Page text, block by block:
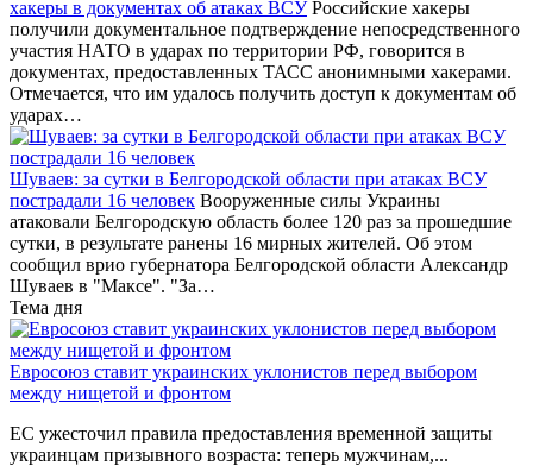
хакеры в документах об атаках ВСУРоссийские хакеры
получили документальное подтверждение непосредственного
участия НАТО в ударах по территории РФ, говорится в
документах, предоставленных ТАСС анонимными хакерами.
Отмечается, что им удалось получить доступ к документам об
ударах…
Шуваев: за сутки в Белгородской области при атаках ВСУ
пострадали 16 человек Вооруженные силы Украины
атаковали Белгородскую область более 120 раз за прошедшие
сутки, в результате ранены 16 мирных жителей. Об этом
сообщил врио губернатора Белгородской области Александр
Шуваев в "Максе". "За…
Тема дня
Евросоюз ставит украинских уклонистов перед выбором
между нищетой и фронтом
ЕС ужесточил правила предоставления временной защиты
украинцам призывного возраста: теперь мужчинам,...